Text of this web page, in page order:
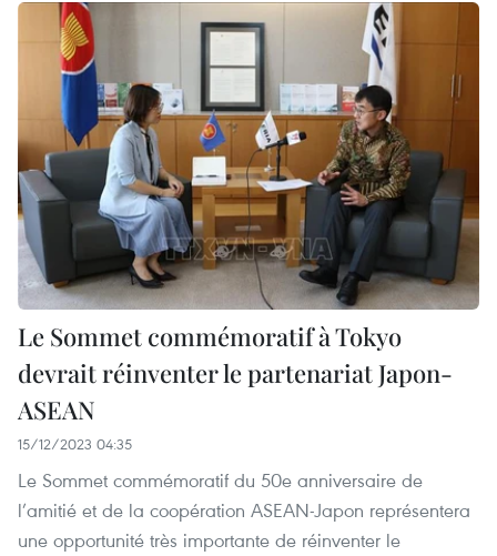
Le Sommet commémoratif à Tokyo
devrait réinventer le partenariat Japon-
ASEAN
15/12/2023 04:35
Le Sommet commémoratif du 50e anniversaire de
l’amitié et de la coopération ASEAN-Japon représentera
une opportunité très importante de réinventer le